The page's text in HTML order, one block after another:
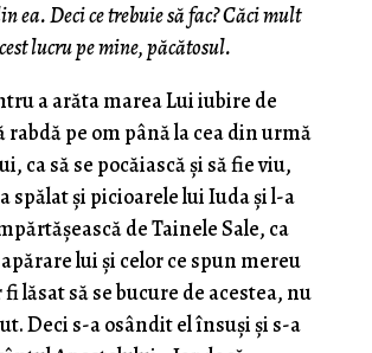
ea. Deci ce trebuie să fac? Căci mult
lucru pe mine, păcătosul.
a arăta marea Lui iubire de
rabdă pe om până la cea din urmă
ca să se pocăiască şi să fie viu,
spălat şi picioarele lui Iuda şi l-a
de Tainele Sale, ca
lui şi celor ce spun mereu
fi lăsat să se bucure de acestea, nu
Deci s-a osândit el însuşi şi s-a